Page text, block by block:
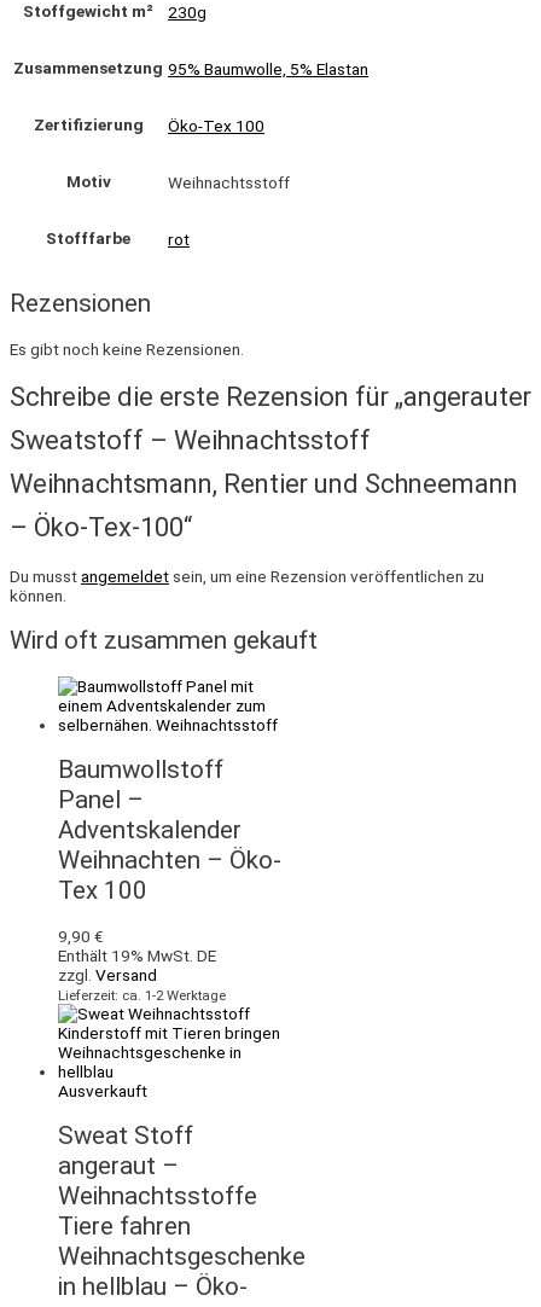
Stoffgewicht m² 230g
Zusammensetzung 95% Baumwolle, 5% Elastan
Zertifizierung Öko-Tex 100
Motiv Weihnachtsstoff
Stofffarbe rot
Rezensionen
Es gibt noch keine Rezensionen.
Schreibe die erste Rezension für „angerauter
Sweatstoff – Weihnachtsstoff
Weihnachtsmann, Rentier und Schneemann
– Öko-Tex-100“
Du musstangemeldet sein, um eine Rezension veröffentlichen zu
können.
Wird oft zusammen gekauft
Baumwollstoff
Panel –
Adventskalender
Weihnachten – Öko-
Tex 100
9,90 €
Enthält 19% MwSt. DE
zzgl. Versand
Lieferzeit: ca. 1-2 Werktage
Ausverkauft
Sweat Stoff
angeraut –
Weihnachtsstoffe
Tiere fahren
Weihnachtsgeschenke
in hellblau – Öko-